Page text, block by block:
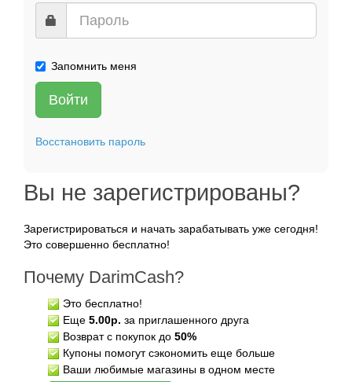
Запомнить меня
Войти
Восстановить пароль
Вы не зарегистрированы?
Зарегистрироваться и начать зарабатывать уже сегодня!
Это совершенно бесплатно!
Почему DarimCash?
Это бесплатно!
Еще 5.00р. за приглашенного друга
Возврат с покупок до 50%
Купоны помогут сэкономить еще больше
Ваши любимые магазины в одном месте